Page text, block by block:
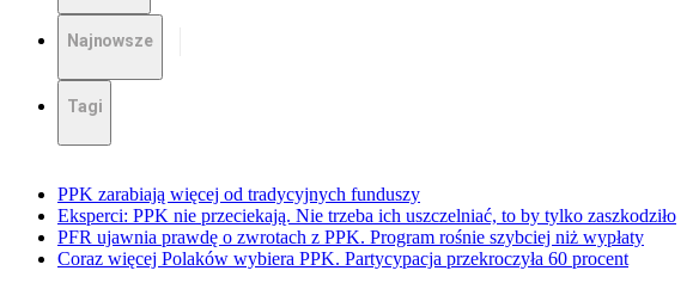
Najnowsze
Tagi
PPK zarabiają więcej od tradycyjnych funduszy
Eksperci: PPK nie przeciekają. Nie trzeba ich uszczelniać, to by tylko zaszkodziło
PFR ujawnia prawdę o zwrotach z PPK. Program rośnie szybciej niż wypłaty
Coraz więcej Polaków wybiera PPK. Partycypacja przekroczyła 60 procent